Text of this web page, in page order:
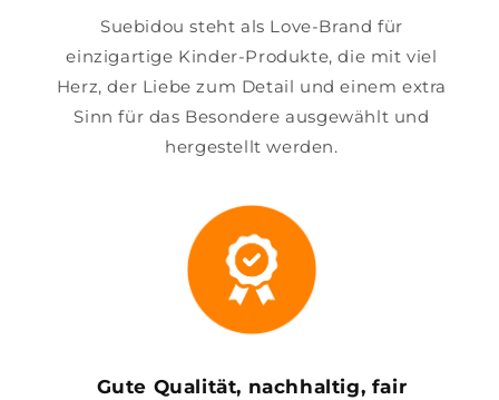
Suebidou steht als Love-Brand für
einzigartige Kinder-Produkte, die mit viel
Herz, der Liebe zum Detail und einem extra
Sinn für das Besondere ausgewählt und
hergestellt werden.
Gute Qualität, nachhaltig, fair